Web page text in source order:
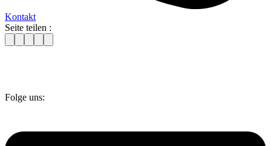
Kontakt
Seite teilen :
Folge uns: